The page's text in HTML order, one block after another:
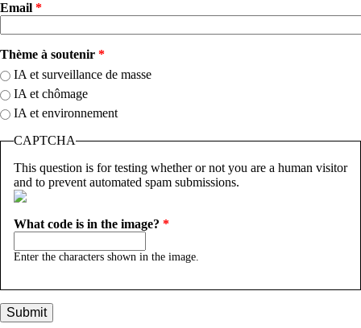
Email *
Thème à soutenir *
IA et surveillance de masse
IA et chômage
IA et environnement
CAPTCHA
This question is for testing whether or not you are a human visitor
and to prevent automated spam submissions.
What code is in the image? *
Enter the characters shown in the image.